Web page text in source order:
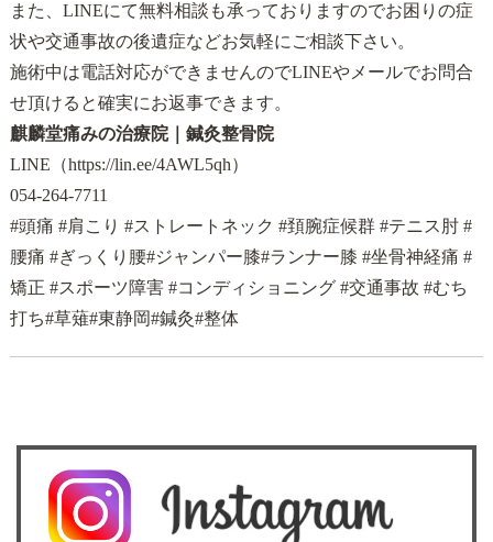
また、LINEにて無料相談も承っておりますのでお困りの症
状や交通事故の後遺症などお気軽にご相談下さい。
施術中は電話対応ができませんのでLINEやメールでお問合
せ頂けると確実にお返事できます。
麒麟堂痛みの治療院｜鍼灸整骨院
LINE（https://lin.ee/4AWL5qh）
054-264-7711
#頭痛 #肩こり #ストレートネック #頚腕症候群 #テニス肘 #
腰痛 #ぎっくり腰#ジャンパー膝#ランナー膝 #坐骨神経痛 #
矯正 #スポーツ障害 #コンディショニング #交通事故 #むち
打ち#草薙#東静岡#鍼灸#整体